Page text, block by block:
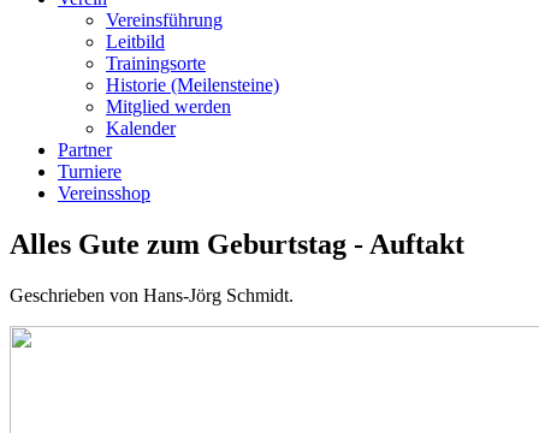
Vereinsführung
Leitbild
Trainingsorte
Historie (Meilensteine)
Mitglied werden
Kalender
Partner
Turniere
Vereinsshop
Alles Gute zum Geburtstag - Auftakt
Geschrieben von Hans-Jörg Schmidt.